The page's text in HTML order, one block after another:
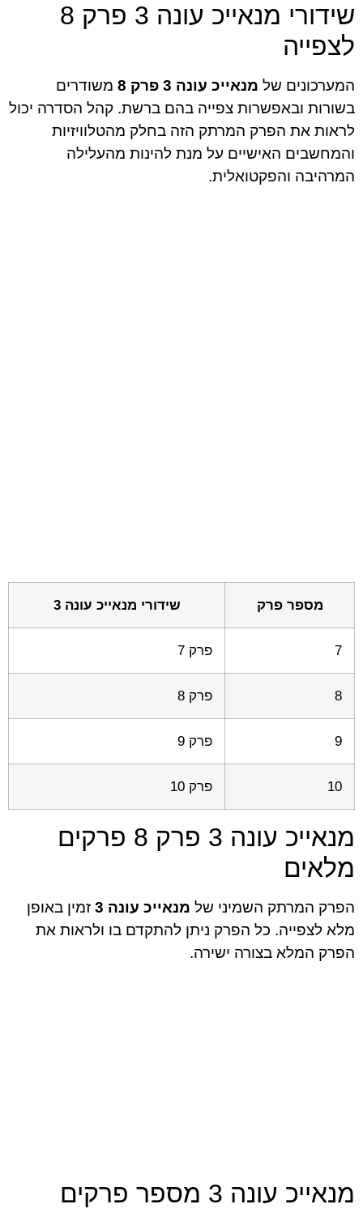
שידורי מנאייכ עונה 3 פרק 8
לצפייה
המערכונים של מנאייכ עונה 3 פרק 8
משודרים
בשורות ובאפשרות צפייה בהם ברשת. קהל הסדרה יכול
לראות את הפרק המרתק הזה בחלק מהטלוויזיות
והמחשבים האישיים על מנת להינות מהעלילה
המרהיבה והפקטואלית.
מספר פרק שידורי מנאייכ עונה 3
7 פרק 7
8 פרק 8
9 פרק 9
10 פרק 10
מנאייכ עונה 3 פרק 8 פרקים
מלאים
הפרק המרתק השמיני של מנאייכ עונה 3
זמין באופן
מלא לצפייה. כל הפרק ניתן להתקדם בו ולראות את
הפרק המלא בצורה ישירה.
מנאייכ עונה 3 מספר פרקים